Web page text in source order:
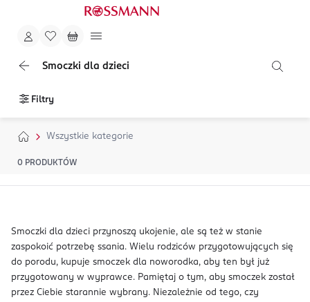
Smoczki dla dzieci
Filtry
Wszystkie kategorie
0 PRODUKTÓW
Smoczki dla dzieci przynoszą ukojenie, ale są też w stanie
zaspokoić potrzebę ssania. Wielu rodziców przygotowujących się
do porodu, kupuje smoczek dla noworodka, aby ten był już
przygotowany w wyprawce. Pamiętaj o tym, aby smoczek został
przez Ciebie starannie wybrany. Niezależnie od tego, czy